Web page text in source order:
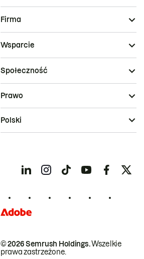
Firma
Wsparcie
Społeczność
© 2026 Semrush Holdings.Wszelkie
prawa zastrzeżone.
Prawo
Polski